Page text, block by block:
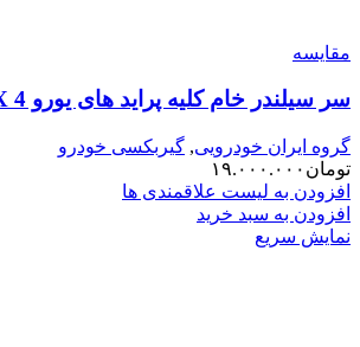
مقایسه
سر سیلندر خام کلیه پراید های یورو 4 SUNEX سانکس
گروه ایران خودرویی, گیربکسی خودرو
تومان ۱۹.۰۰۰.۰۰۰
افزودن به لیست علاقمندی ها
افزودن به سبد خرید
نمایش سریع